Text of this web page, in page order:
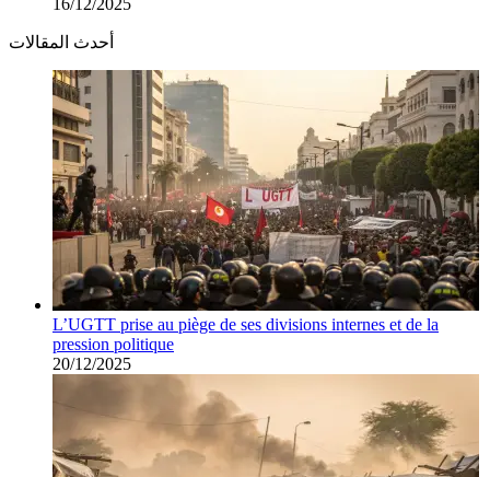
أحدث المقالات
L’UGTT prise au piège de ses divisions internes et de la
pression politique
20/12/2025